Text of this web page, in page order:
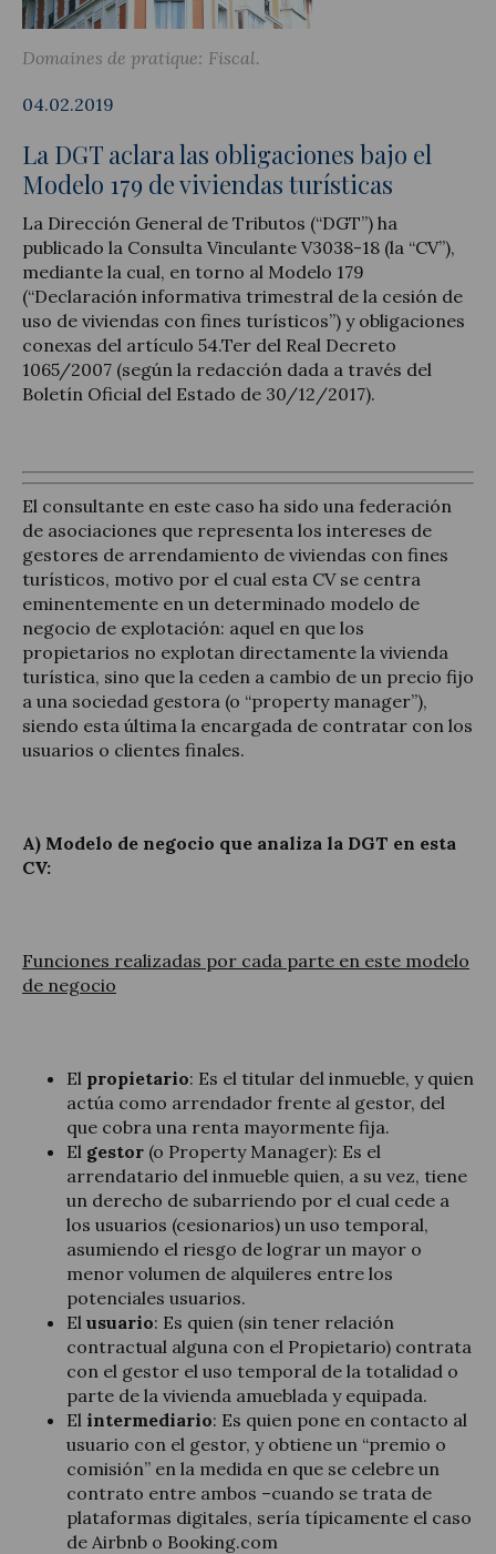
Nouvelles et articles
Domaines de pratique: Fiscal
04.02.2019
La DGT aclara las obligaciones bajo el
Modelo 179 de viviendas turísticas
La Dirección General de Tributos (“DGT”) ha
publicado la Consulta Vinculante V3038-18 (la “CV”),
mediante la cual, en torno al Modelo 179
(“Declaración informativa trimestral de la cesión de
uso de viviendas con fines turísticos”) y obligaciones
conexas del artículo 54.Ter del Real Decreto
1065/2007 (según la redacción dada a través del
Boletín Oficial del Estado de 30/12/2017).
El consultante en este caso ha sido una federación
de asociaciones que representa los intereses de
gestores de arrendamiento de viviendas con fines
turísticos, motivo por el cual esta CV se centra
eminentemente en un determinado modelo de
negocio de explotación: aquel en que los
propietarios no explotan directamente la vivienda
turística, sino que la ceden a cambio de un precio fijo
a una sociedad gestora (o “property manager”),
siendo esta última la encargada de contratar con los
usuarios o clientes finales.
A) Modelo de negocio que analiza la DGT en esta
CV:
Funciones realizadas por cada parte en este modelo
de negocio
El propietario: Es el titular del inmueble, y quien
actúa como arrendador frente al gestor, del
que cobra una renta mayormente fija.
El gestor (o Property Manager): Es el
arrendatario del inmueble quien, a su vez, tiene
un derecho de subarriendo por el cual cede a
los usuarios (cesionarios) un uso temporal,
asumiendo el riesgo de lograr un mayor o
menor volumen de alquileres entre los
potenciales usuarios.
El usuario: Es quien (sin tener relación
contractual alguna con el Propietario) contrata
con el gestor el uso temporal de la totalidad o
parte de la vivienda amueblada y equipada.
El intermediario: Es quien pone en contacto al
usuario con el gestor, y obtiene un “premio o
comisión” en la medida en que se celebre un
contrato entre ambos –cuando se trata de
plataformas digitales, sería típicamente el caso
de Airbnb o Booking.com